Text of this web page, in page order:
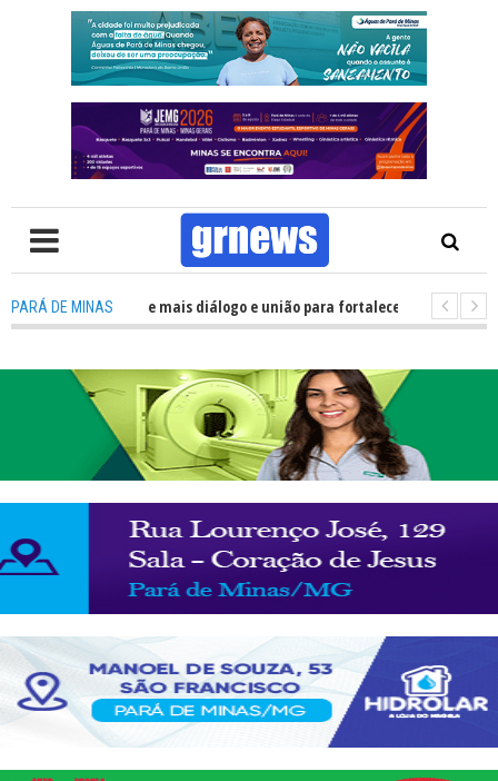
PARÁ DE MINAS
precisa de mais diálogo e união para fortalecer Minas e Pará de Minas;